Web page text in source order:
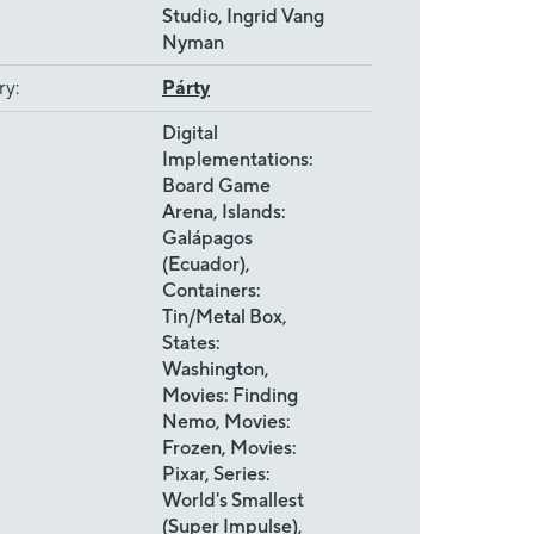
Studio, Ingrid Vang
Nyman
:
Párty
Digital
Implementations:
Board Game
Arena, Islands:
Galápagos
(Ecuador),
Containers:
Tin/Metal Box,
States:
Washington,
Movies: Finding
Nemo, Movies:
Frozen, Movies:
Pixar, Series:
World's Smallest
(Super Impulse),